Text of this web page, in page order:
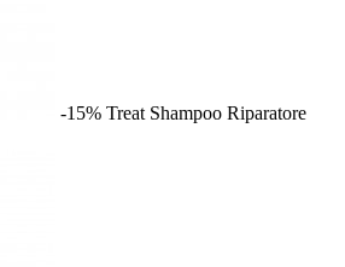
-15% Treat Shampoo Riparatore